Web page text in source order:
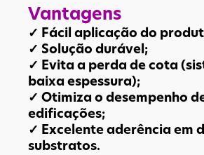
Vantagens
✓ Fácil aplicação do
✓ Solução durável;
✓ Evita a perda de cota
baixa espessura);
✓ Otimiza o desempenho
edificações;
✓ Excelente aderência em
substratos.